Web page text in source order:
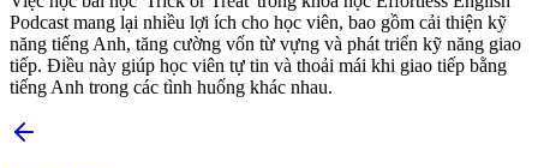
Podcast mang lại nhiều lợi ích cho học viên, bao gồm cải thiện kỹ
năng tiếng Anh, tăng cường vốn từ vựng và phát triển kỹ năng giao
tiếp. Điều này giúp học viên tự tin và thoải mái khi giao tiếp bằng
tiếng Anh trong các tình huống khác nhau.